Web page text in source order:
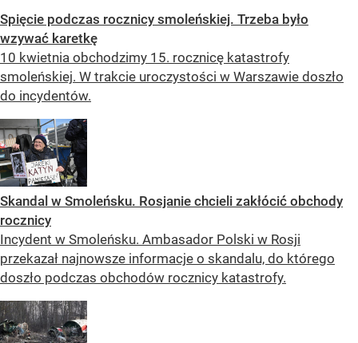
Spięcie podczas rocznicy smoleńskiej. Trzeba było
wzywać karetkę
10 kwietnia obchodzimy 15. rocznicę katastrofy
smoleńskiej. W trakcie uroczystości w Warszawie doszło
do incydentów.
Skandal w Smoleńsku. Rosjanie chcieli zakłócić obchody
rocznicy
Incydent w Smoleńsku. Ambasador Polski w Rosji
przekazał najnowsze informacje o skandalu, do którego
doszło podczas obchodów rocznicy katastrofy.